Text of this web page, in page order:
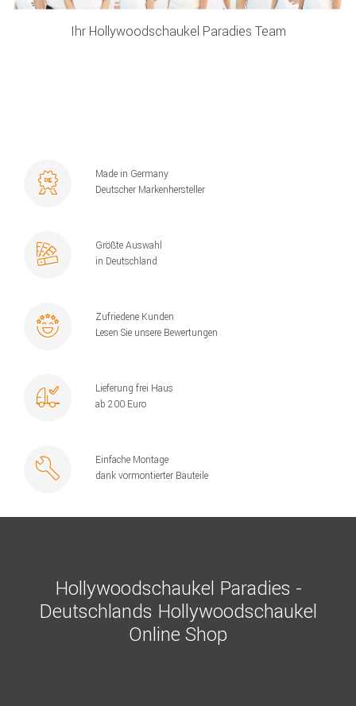
Ihr Hollywoodschaukel Paradies Team
Made in Germany
Deutscher Markenhersteller
Größte Auswahl
in Deutschland
Zufriedene Kunden
Lesen Sie unsere Bewertungen
Lieferung frei Haus
ab 200 Euro
Einfache Montage
dank vormontierter Bauteile
Hollywoodschaukel Paradies -
Deutschlands Hollywoodschaukel
Online Shop